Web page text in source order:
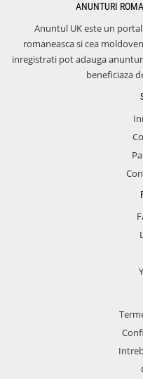
ANUNTURI
Anuntul UK este un
romaneasca si cea
inregistrati pot adauga
beneficiaza